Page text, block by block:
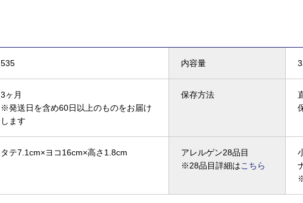
535 内容量
3ヶ月
※発送日を含め60日以上のものをお届け
します
保存方法
タテ7.1cm×ヨコ16cm×高さ1.8cm
アレルゲン28品目
※28品目詳細はこちら